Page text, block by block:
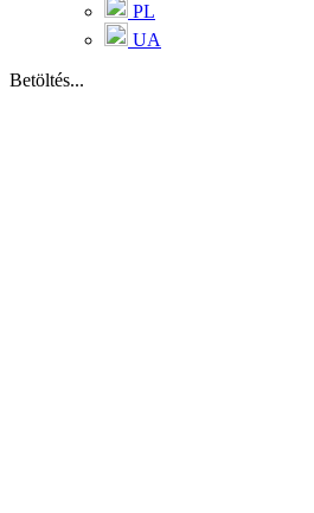
PL
UA
Betöltés...